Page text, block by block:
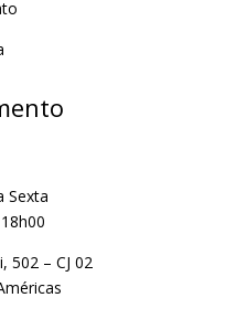
Sexta
502 – CJ 02